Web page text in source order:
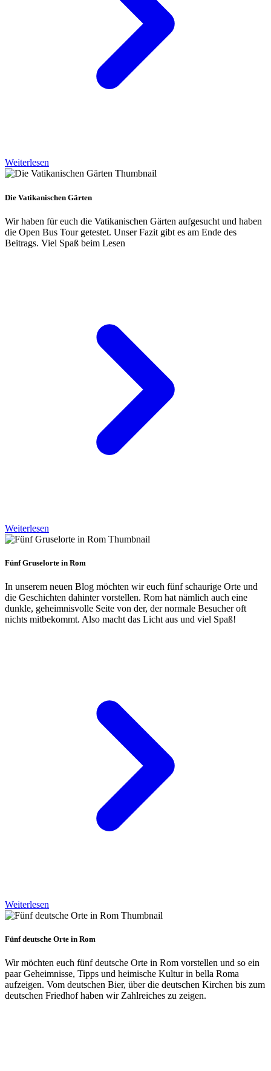
Weiterlesen
Die Vatikanischen Gärten
Wir haben für euch die Vatikanischen Gärten aufgesucht und haben
die Open Bus Tour getestet. Unser Fazit gibt es am Ende des
Beitrags. Viel Spaß beim Lesen
Weiterlesen
Fünf Gruselorte in Rom
In unserem neuen Blog möchten wir euch fünf schaurige Orte und
die Geschichten dahinter vorstellen. Rom hat nämlich auch eine
dunkle, geheimnisvolle Seite von der, der normale Besucher oft
nichts mitbekommt. Also macht das Licht aus und viel Spaß!
Weiterlesen
Fünf deutsche Orte in Rom
Wir möchten euch fünf deutsche Orte in Rom vorstellen und so ein
paar Geheimnisse, Tipps und heimische Kultur in bella Roma
aufzeigen. Vom deutschen Bier, über die deutschen Kirchen bis zum
deutschen Friedhof haben wir Zahlreiches zu zeigen.